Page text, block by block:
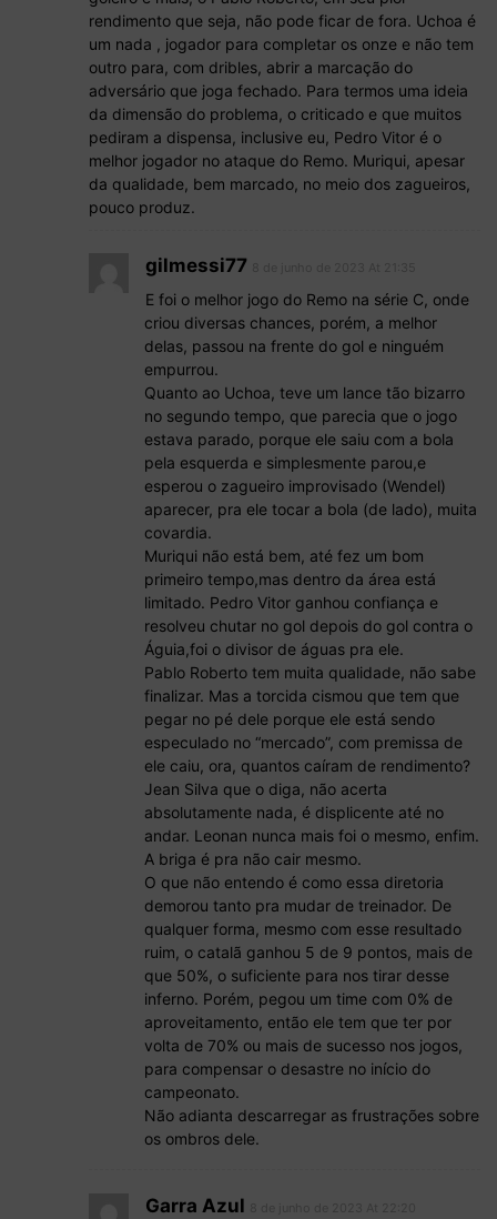
rendimento que seja, não pode ficar de fora. Uchoa é
um nada , jogador para completar os onze e não tem
outro para, com dribles, abrir a marcação do
adversário que joga fechado. Para termos uma ideia
da dimensão do problema, o criticado e que muitos
pediram a dispensa, inclusive eu, Pedro Vitor é o
melhor jogador no ataque do Remo. Muriqui, apesar
da qualidade, bem marcado, no meio dos zagueiros,
pouco produz.
gilmessi77
E foi o melhor jogo do Remo na série C, onde
criou diversas chances, porém, a melhor
delas, passou na frente do gol e ninguém
empurrou.
Quanto ao Uchoa, teve um lance tão bizarro
no segundo tempo, que parecia que o jogo
estava parado, porque ele saiu com a bola
pela esquerda e simplesmente parou,e
esperou o zagueiro improvisado (Wendel)
aparecer, pra ele tocar a bola (de lado), muita
covardia.
Muriqui não está bem, até fez um bom
primeiro tempo,mas dentro da área está
limitado. Pedro Vitor ganhou confiança e
resolveu chutar no gol depois do gol contra o
Águia,foi o divisor de águas pra ele.
Pablo Roberto tem muita qualidade, não sabe
finalizar. Mas a torcida cismou que tem que
pegar no pé dele porque ele está sendo
especulado no “mercado”, com premissa de
ele caiu, ora, quantos caíram de rendimento?
Jean Silva que o diga, não acerta
absolutamente nada, é displicente até no
andar. Leonan nunca mais foi o mesmo, enfim.
A briga é pra não cair mesmo.
O que não entendo é como essa diretoria
demorou tanto pra mudar de treinador. De
qualquer forma, mesmo com esse resultado
ruim, o catalã ganhou 5 de 9 pontos, mais de
que 50%, o suficiente para nos tirar desse
inferno. Porém, pegou um time com 0% de
aproveitamento, então ele tem que ter por
volta de 70% ou mais de sucesso nos jogos,
para compensar o desastre no início do
campeonato.
Não adianta descarregar as frustrações sobre
os ombros dele.
Garra Azul